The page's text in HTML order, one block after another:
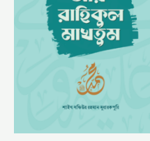
মুবারকপুরী
(রহ.)